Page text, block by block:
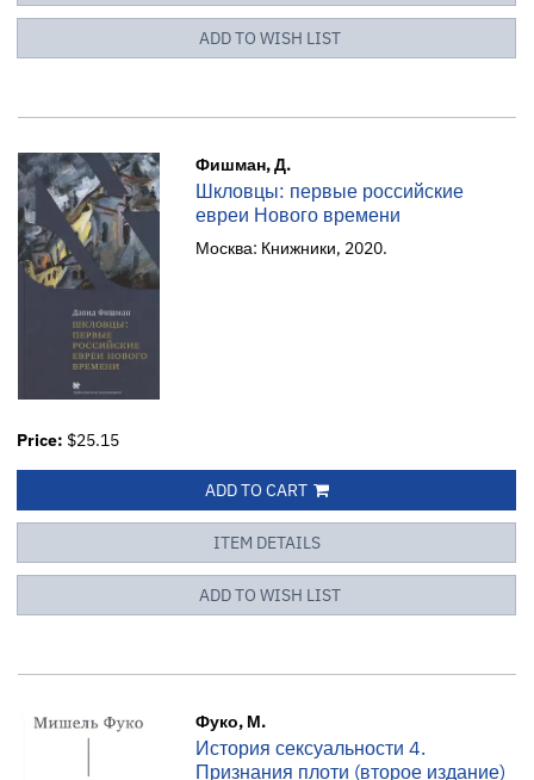
ADD TO WISH LIST
Фишман, Д.
Шкловцы: первые российские
евреи Нового времени
Москва: Книжники, 2020.
Price: $25.15
ADD TO CART
ITEM DETAILS
ADD TO WISH LIST
Фуко, М.
История сексуальности 4.
Признания плоти (второе издание)